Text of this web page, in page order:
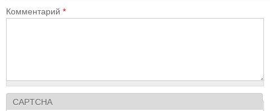
Комментарий *
CAPTCHA